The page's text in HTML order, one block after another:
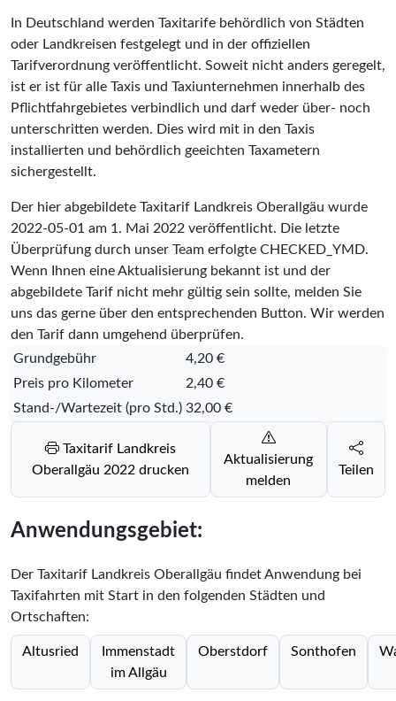
In Deutschland werden Taxitarife behördlich von Städten
oder Landkreisen festgelegt und in der offiziellen
Tarifverordnung veröffentlicht. Soweit nicht anders geregelt,
ist er ist für alle Taxis und Taxiunternehmen innerhalb des
Pflichtfahrgebietes verbindlich und darf weder über- noch
unterschritten werden. Dies wird mit in den Taxis
installierten und behördlich geeichten Taxametern
sichergestellt.
Der hier abgebildete Taxitarif Landkreis Oberallgäu wurde
2022-05-01 am 1. Mai 2022 veröffentlicht. Die letzte
Überprüfung durch unser Team erfolgte CHECKED_YMD.
Wenn Ihnen eine Aktualisierung bekannt ist und der
abgebildete Tarif nicht mehr gültig sein sollte, melden Sie
uns das gerne über den entsprechenden Button. Wir werden
den Tarif dann umgehend überprüfen.
Grundgebühr
4,20 €
Preis pro Kilometer
2,40 €
Stand-/Wartezeit (pro Std.) 32,00 €
Taxitarif Landkreis
Oberallgäu 2022 drucken
Aktualisierung
melden
Teilen
Anwendungsgebiet:
Der Taxitarif Landkreis Oberallgäu findet Anwendung bei
Taxifahrten mit Start in den folgenden Städten und
Ortschaften:
Altusried
Immenstadt
im Allgäu
Oberstdorf Sonthofen